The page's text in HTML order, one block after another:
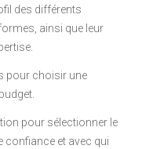
des différents
ainsi que leur
pour choisir une
pour sélectionner le
confiance et avec qui